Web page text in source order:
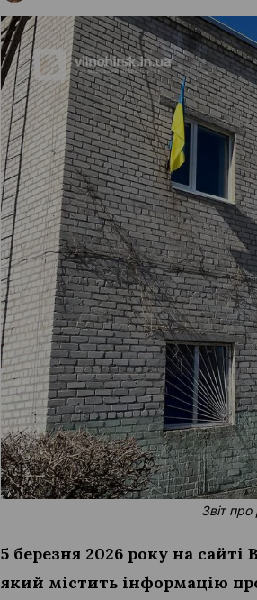
Звіт про
5 березня 2026 року на
який містить інформацію